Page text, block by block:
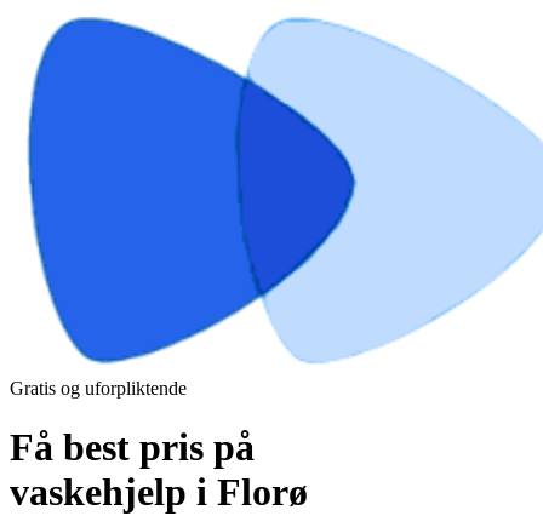
Gratis og uforpliktende
Få best pris på
vaskehjelp i Florø